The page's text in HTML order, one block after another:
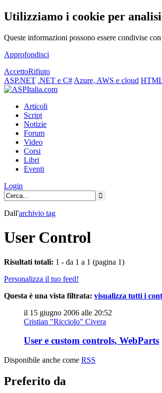
Utilizziamo i cookie per
Queste informazioni possono essere condivise
Approfondisci
AccettoRifiuto
ASP.NET .NET e C# Azure, AWS e cloud
Articoli
Script
Notizie
Forum
Video
Corsi
Libri
Eventi
Login
Dall'archivio tag
User Control
Risultati totali: 1 - da 1 a 1 (pagina 1)
Personalizza il tuo feed!
Questa è una vista filtrata: visualizza tutti i
il 15 giugno 2006 alle 20:52
Cristian "Ricciolo" Civera
User e custom controls, WebParts
Disponibile anche come RSS
Preferito da